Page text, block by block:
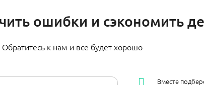
ошибки и сэкономить
Обратитесь к нам и все будет хорошо
Вместе